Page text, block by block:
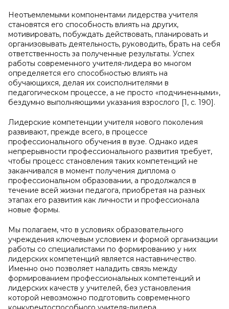
Неотъемлемыми компонентами лидерства учителя
становятся его способность влиять на других,
мотивировать, побуждать действовать, планировать и
организовывать деятельность, руководить, брать на себя
ответственность за полученные результаты. Успех
работы современного учителя-лидера во многом
определяется его способностью влиять на
обучающихся, делая их соисполнителями в
педагогическом процессе, а не просто «подчиненными»,
бездумно выполняющими указания взрослого [1, с. 190].
Лидерские компетенции учителя нового поколения
развивают, прежде всего, в процессе
профессионального обучения в вузе. Однако идея
непрерывности профессионального развития требует,
чтобы процесс становления таких компетенций не
заканчивался в момент получения диплома о
профессиональном образовании, а продолжался в
течение всей жизни педагога, приобретая на разных
этапах его развития как личности и профессионала
новые формы.
Мы полагаем, что в условиях образовательного
учреждения ключевым условием и формой организации
работы со специалистами по формированию у них
лидерских компетенций является наставничество.
Именно оно позволяет наладить связь между
формированием профессиональных компетенций и
лидерских качеств у учителей, без установления
которой невозможно подготовить современного